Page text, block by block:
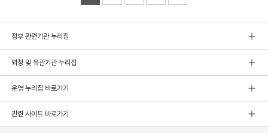
정부 관련기관 누리집
외청 및 유관기관 누리집
운영 누리집 바로가기
관련 사이트 바로가기